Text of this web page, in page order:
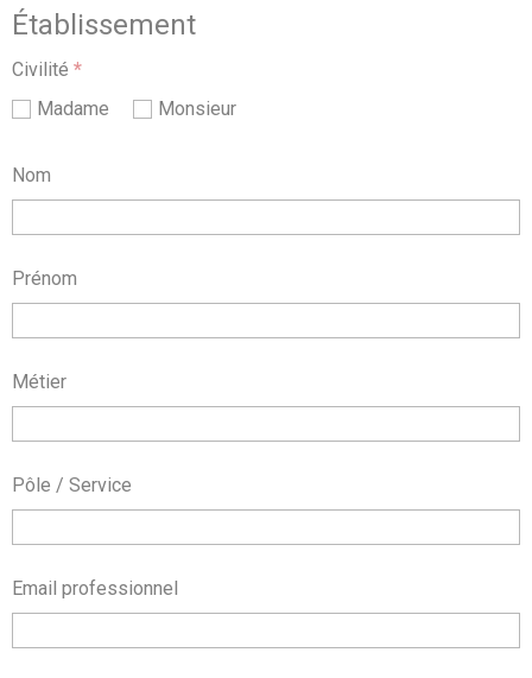
Établissement
Civilité *
Madame
Monsieur
Nom
Prénom
Métier
Pôle / Service
Email professionnel